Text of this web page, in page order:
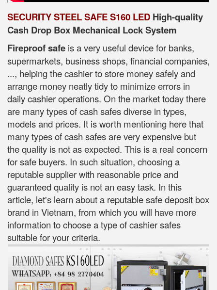
SECURITY STEEL SAFE S160 LED High-quality
Cash Drop Box Mechanical Lock System
Fireproof safe is a very useful device for banks,
supermarkets, business shops, financial companies,
..., helping the cashier to store money safely and
arrange money neatly tidy to minimize errors in
daily cashier operations. On the market today there
are many types of cash safes diverse in types,
models and prices. It is worth mentioning here that
many types of cash safes are very expensive but
the quality is not as expected. This is a real concern
for safe buyers. In such situation, choosing a
reputable supplier with reasonable price and
guaranteed quality is not an easy task. In this
article, let's learn about a reputable safe deposit box
brand in Vietnam, from which you will have more
information to choose a type of cashier safes
suitable for your criteria.